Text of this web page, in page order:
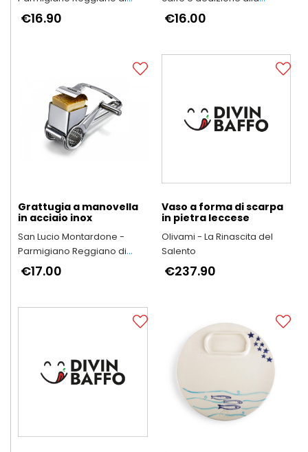
Montagna
€16.90
qualità
€16.00
Grattugia a manovella
in acciaio inox
San Lucio Montardone -
Parmigiano Reggiano di
Montagna
€17.00
Vaso a forma di scarpa
in pietra leccese
Olivami - La Rinascita del
Salento
€237.90